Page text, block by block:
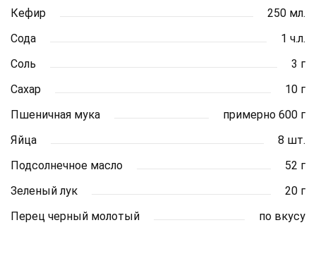
Кефир
250 мл.
Сода
1 ч.л.
Соль
3 г
Сахар
10 г
Пшеничная мука
примерно 600 г
Яйца
8 шт.
Подсолнечное масло
52 г
Зеленый лук
20 г
Перец черный молотый
по вкусу